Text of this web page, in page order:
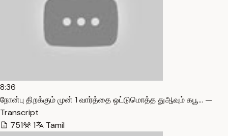
8:36
நோன்பு திறக்கும் முன் 1 வார்த்தை ஒட்டுமொத்த துஆவும் கபூ… —
Transcript
751
1 Tamil